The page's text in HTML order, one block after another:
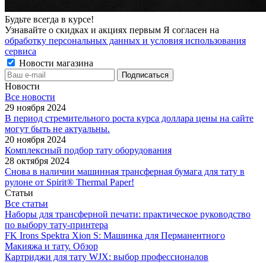
Будьте всегда в курсе!
Узнавайте о скидках и акциях первым Я согласен на
обработку персональных данных и условия использования
сервиса
Новости магазина
Новости
Все новости
29 ноября 2024
В период стремительного роста курса доллара цены на сайте
могут быть не актуальны.
20 ноября 2024
Комплексный подбор тату оборудования
28 октября 2024
Снова в наличии машинная трансферная бумага для тату в
рулоне от Spirit® Thermal Paper!
Статьи
Все статьи
Наборы для трансферной печати: практическое руководство
по выбору тату‑принтера
FK Irons Spektra Xion S: Машинка для Перманентного
Макияжа и тату. Обзор
Картриджи для тату WJX: выбор профессионалов